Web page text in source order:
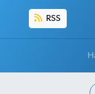
RSS